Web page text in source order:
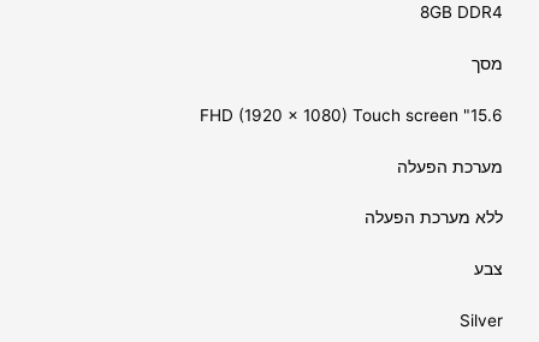
8GB DDR4
מסך
15.6" FHD (1920 x 1080) Touch screen
מערכת הפעלה
ללא מערכת הפעלה
צבע
Silver